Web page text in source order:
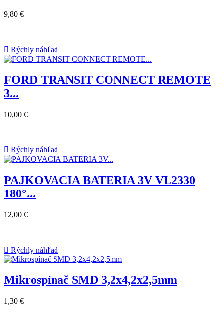
9,80 €
 Rýchly náhľad
FORD TRANSIT CONNECT REMOTE
3...
10,00 €
 Rýchly náhľad
PAJKOVACIA BATERIA 3V VL2330
180°...
12,00 €
 Rýchly náhľad
Mikrospínač SMD 3,2x4,2x2,5mm
1,30 €